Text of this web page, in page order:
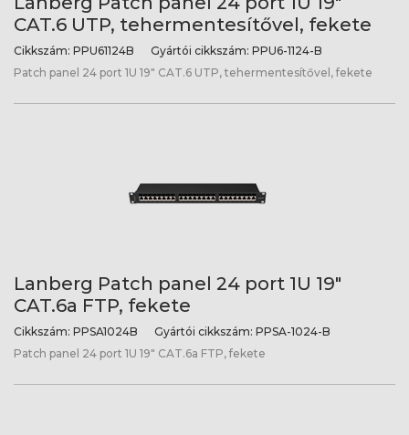
CAT.6 UTP, tehermentesítővel, fekete
Cikkszám: PPU61124B Gyártói cikkszám: PPU6-1124-B
Patch panel 24 port 1U 19" CAT.6 UTP, tehermentesítővel, fekete
Lanberg Patch panel 24 port 1U 19"
CAT.6a FTP, fekete
Cikkszám: PPSA1024B Gyártói cikkszám: PPSA-1024-B
Patch panel 24 port 1U 19" CAT.6a FTP, fekete